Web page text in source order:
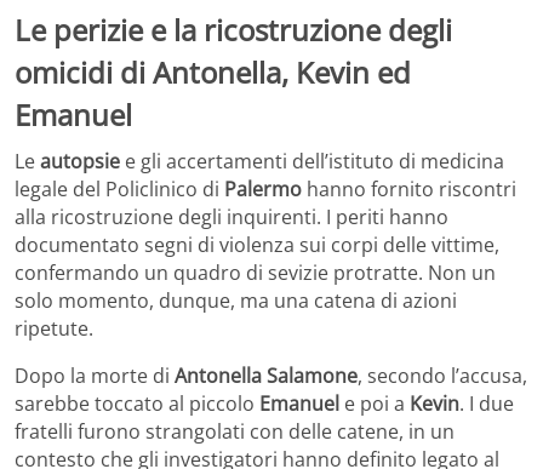
Le perizie e la ricostruzione degli
omicidi di Antonella, Kevin ed
Emanuel
Leautopsie e gli accertamenti dell’istituto di medicina
legale del Policlinico di Palermo hanno fornito riscontri
alla ricostruzione degli inquirenti. I periti hanno
documentato segni di violenza sui corpi delle vittime,
confermando un quadro di sevizie protratte. Non un
solo momento, dunque, ma una catena di azioni
ripetute.
Dopo la morte di Antonella Salamone, secondo l’accusa,
sarebbe toccato al piccolo Emanuel e poi a Kevin. I due
fratelli furono strangolati con delle catene, in un
contesto che gli investigatori hanno definito legato al